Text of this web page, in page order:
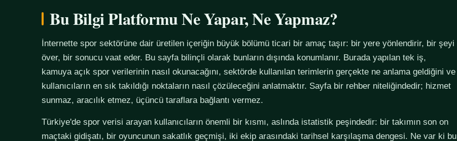
Bu Bilgi Platformu Ne Yapar, Ne Yapmaz?
İnternette spor sektörüne dair üretilen içeriğin büyük bölümü ticari bir amaç taşır: bir yere yönlendirir, bir şeyi
över, bir sonucu vaat eder. Bu sayfa bilinçli olarak bunların dışında konumlanır. Burada yapılan tek iş,
kamuya açık spor verilerinin nasıl okunacağını, sektörde kullanılan terimlerin gerçekte ne anlama geldiğini ve
kullanıcıların en sık takıldığı noktaların nasıl çözüleceğini anlatmaktır. Sayfa bir rehber niteliğindedir; hizmet
sunmaz, aracılık etmez, üçüncü taraflara bağlantı vermez.
Türkiye'de spor verisi arayan kullanıcıların önemli bir kısmı, aslında istatistik peşindedir: bir takımın son on
maçtaki gidişatı, bir oyuncunun sakatlık geçmişi, iki ekip arasındaki tarihsel karşılaşma dengesi. Ne var ki bu